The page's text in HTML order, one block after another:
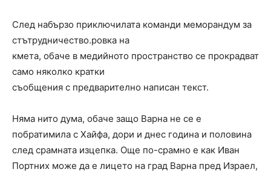
След набързо приключилата команди меморандум за
стътрудничество.ровка на
кмета, обаче в медийното пространство се прокрадват
само няколко кратки
съобщения с предварително написан текст.
Няма нито дума, обаче защо Варна не се е
побратимила с Хайфа, дори и днес година и половина
след срамната изцепка. Още по-срамно е как Иван
Портних може да е лицето на град Варна пред Израел,